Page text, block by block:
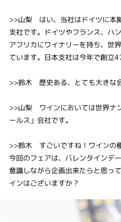
>>山梨 はい、当社はドイツに本
支社です。ドイツやフランス、ハ
アフリカにワイナリーを持ち、世
ています。日本支社は今年で創立
>>鈴木 歴史ある、とても大きな
>>山梨 ワインにおいては世界ナ
ールス」会社です。
>>鈴木 すごいですね！ワインの
今回のフェアは、バレンタインデ
意識しながら企画出来たらと思っ
インはございますか？